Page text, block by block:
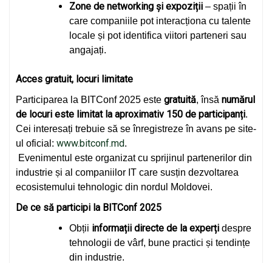
Zone de networking și expoziții – spații în
care companiile pot interacționa cu talente
locale și pot identifica viitori parteneri sau
angajați.
Acces gratuit, locuri limitate
Participarea la BITConf 2025 este gratuită, însă numărul
de locuri este limitat la aproximativ 150 de participanți.
Cei interesați trebuie să se înregistreze în avans pe site-
ul oficial: www.bitconf.md.
Evenimentul este organizat cu sprijinul partenerilor din
industrie și al companiilor IT care susțin dezvoltarea
ecosistemului tehnologic din nordul Moldovei.
De ce să participi la BITConf 2025
Obții informații directe de la experți despre
tehnologii de vârf, bune practici și tendințe
din industrie.